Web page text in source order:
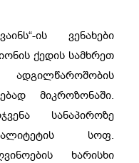
ის ვენახები
ქედის სამხრეთ
ადგილწაროშობის
მიკროზონაში.
სანაპიროზე
სოფ.
ხარისხი